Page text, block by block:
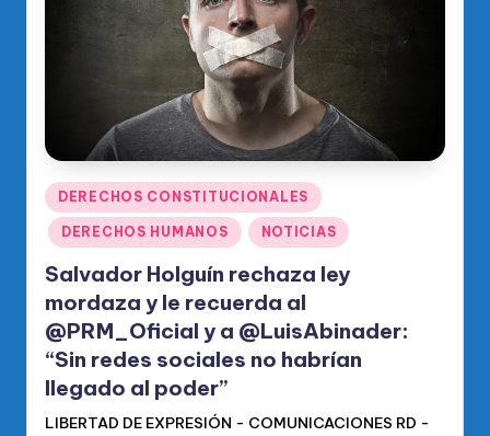
Publicado
en
DERECHOS CONSTITUCIONALES
DERECHOS HUMANOS NOTICIAS
Salvador Holguín rechaza ley
mordaza y le recuerda al
@PRM_Oficial y a @LuisAbinader:
“Sin redes sociales no habrían
llegado al poder”
LIBERTAD DE EXPRESIÓN - COMUNICACIONES RD -